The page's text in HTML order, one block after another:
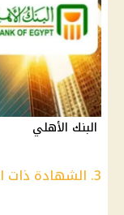
البنك الأهلي
3. الشهادة ذات العائد الشهري بنسبة 23.5%: